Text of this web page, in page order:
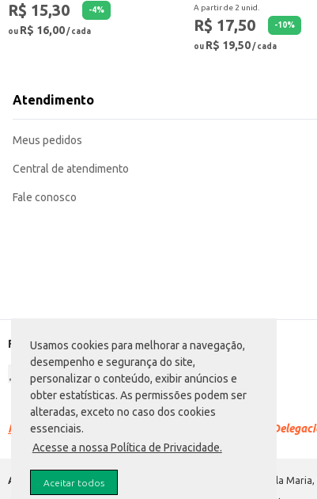
Usamos cookies para melhorar a navegação,
desempenho e segurança do site,
personalizar o conteúdo, exibir anúncios e
obter estatísticas. As permissões podem ser
alteradas, exceto no caso dos cookies
essenciais.
Acesse a nossa Política de Privacidade.
Aceitar todos
R$ 15,30 -4%
ou R$ 16,00/ cada
A partir de 2 unid.
R$ 17,50 -10%
ou R$ 19,50/ cada
Atendimento
Meus pedidos
Central de atendimento
Fale conosco
Formas de pagamento
Racismo é crime. Denuncie. Disque 100 ou procure a
Atacadão S.A. Avenida Morvan Dias de Figueiredo, 6169, Vila Maria,